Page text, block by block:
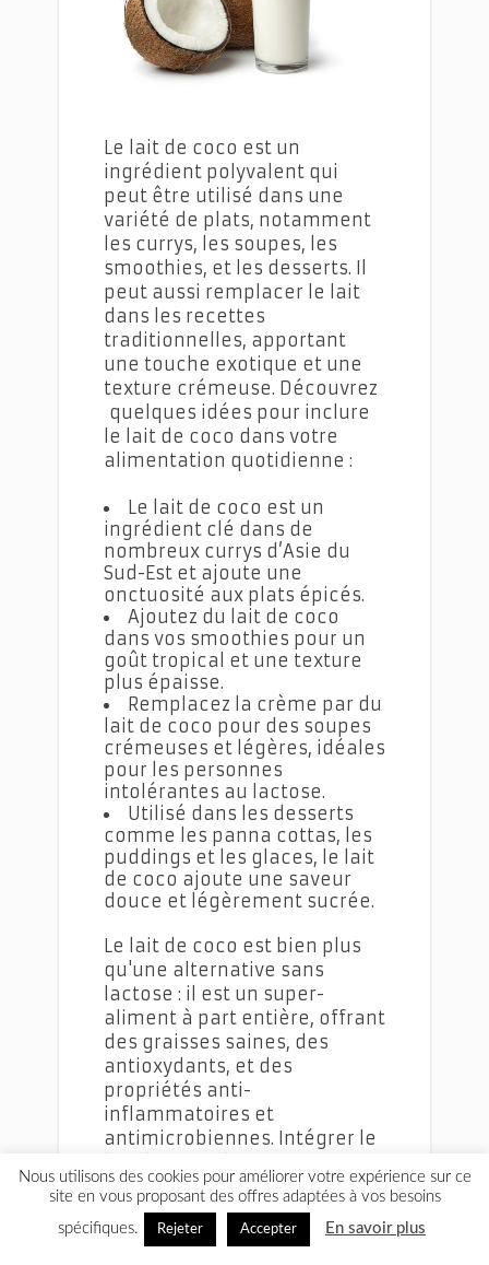
Le lait de coco est un
ingrédient polyvalent qui
peut être utilisé dans une
variété de plats, notamment
les currys, les soupes, les
smoothies, et les desserts. Il
peut aussi remplacer le lait
dans les recettes
traditionnelles, apportant
une touche exotique et une
texture crémeuse. Découvrez
quelques idées pour inclure
le lait de coco dans votre
alimentation quotidienne :
Le lait de coco est un
ingrédient clé dans de
nombreux currys d’Asie du
Sud-Est et ajoute une
onctuosité aux plats épicés.
Ajoutez du lait de coco
dans vos smoothies pour un
goût tropical et une texture
plus épaisse.
Remplacez la crème par du
lait de coco pour des soupes
crémeuses et légères, idéales
pour les personnes
intolérantes au lactose.
Utilisé dans les desserts
comme les panna cottas, les
puddings et les glaces, le lait
de coco ajoute une saveur
douce et légèrement sucrée.
Le lait de coco est bien plus
qu'une alternative sans
lactose : il est un super-
aliment à part entière, offrant
des graisses saines, des
antioxydants, et des
propriétés anti-
inflammatoires et
antimicrobiennes. Intégrer le
alimentation variée peut
apporter de nombreux
bienfaits pour la santé, tout
Nous utilisons des cookies pour améliorer votre expérience sur ce
site en vous proposant des offres adaptées à vos besoins
spécifiques.
Rejeter Accepter En savoir plus